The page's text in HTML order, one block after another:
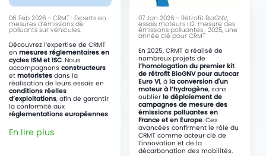
06 Feb 2026 - CRMT : Experts en
mesures d’émissions de
polluants sur véhicules.
Découvrez l’expertise de CRMT
enmesures réglementaires en
cycles ISM et ISC. Nous
accompagnonsconstructeurs
etmotoristesdans la
réalisation de leurs essais en
conditions réelles
d’exploitations, afin de garantir
la conformité aux
réglementations européennes.
En lire plus
07 Jan 2026 - Rétrofit BioGNV,
essais moteurs H2, mesure des
émissions polluantes : 2025, une
année clé pour CRMT
En 2025, CRMT a réalisé de
nombreux projets de
l’homologation du premier kit
de rétrofit BioGNV pour autocar
Euro VI, àla conversion d'un
moteur à l’hydrogène, sans
oublierle déploiement de
campagnes de mesure des
émissions polluantes en
France et en Europe. Ces
avancées confirment le rôle du
CRMT comme acteur clé de
l’innovation et de la
décarbonation des mobilités.